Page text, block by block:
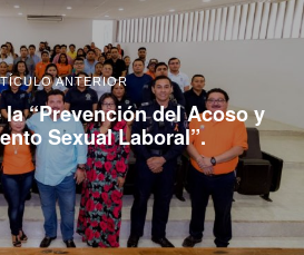
ANTERIOR
“Prevención del Acoso y
Sexual Laboral”.